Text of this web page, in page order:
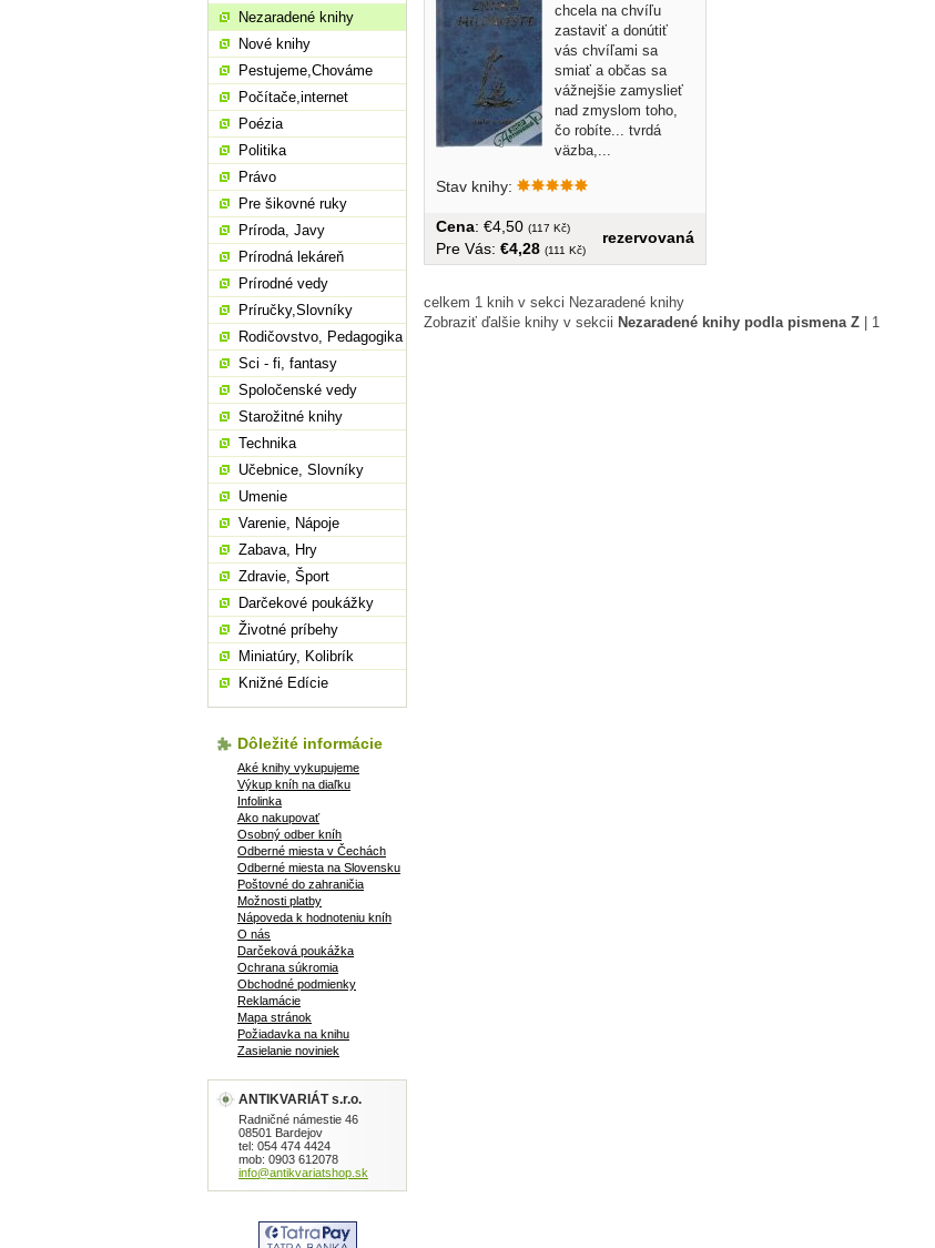
chcela na chvíľu
zastaviť a donútiť
vás chvíľami sa
smiať a občas sa
vážnejšie zamyslieť
nad zmyslom toho,
čo robíte... tvrdá
väzba,...
Stav knihy:
rezervovaná
Cena: €4,50 (117 Kč)
Pre Vás: €4,28 (111 Kč)
celkem 1 knih v sekci Nezaradené knihy
Zobraziť ďalšie knihy v sekcii Nezaradené knihy podla pismena Z | 1
Nezaradené knihy
Nové knihy
Pestujeme,Chováme
Počítače,internet
Poézia
Politika
Právo
Pre šikovné ruky
Príroda, Javy
Prírodná lekáreň
Prírodné vedy
Príručky,Slovníky
Rodičovstvo, Pedagogika
Sci - fi, fantasy
Spoločenské vedy
Starožitné knihy
Technika
Učebnice, Slovníky
Umenie
Varenie, Nápoje
Zabava, Hry
Zdravie, Šport
Darčekové poukážky
Životné príbehy
Miniatúry, Kolibrík
Knižné Edície
Dôležité informácie
Aké knihy vykupujeme
Výkup kníh na diaľku
Infolinka
Ako nakupovať
Osobný odber kníh
Odberné miesta v Čechách
Odberné miesta na Slovensku
Poštovné do zahraničia
Možnosti platby
Nápoveda k hodnoteniu kníh
O nás
Darčeková poukážka
Ochrana súkromia
Obchodné podmienky
Reklamácie
Mapa stránok
Požiadavka na knihu
Zasielanie noviniek
ANTIKVARIÁT s.r.o.
Radničné námestie 46
08501 Bardejov
tel: 054 474 4424
mob: 0903 612078
info@antikvariatshop.sk